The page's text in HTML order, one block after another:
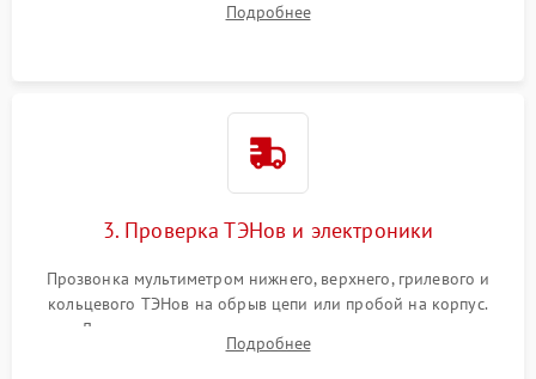
нагревательным элементам, плате и вентиляторам.
Подробнее
3. Проверка ТЭНов и электроники
Прозвонка мультиметром нижнего, верхнего, грилевого и
кольцевого ТЭНов на обрыв цепи или пробой на корпус.
Диагностика термостата, датчиков температуры,
переключателя режимов и мотора конвекции.
Подробнее